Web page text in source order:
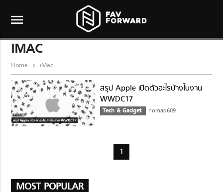
menu
IMAC
Home iMac
สรุป Apple เปิดตัวอะไรบ้างในงาน
WWDC17
Tech & Gadget nomad609
1
MOST POPULAR